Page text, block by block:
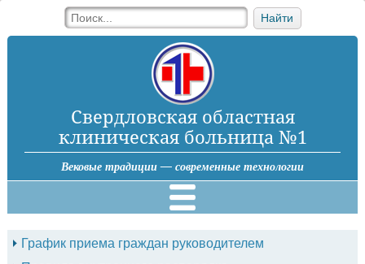
Найти
Свердловская областная
клиническая больница №1
Вековые традиции — современные технологии
График приема граждан руководителем